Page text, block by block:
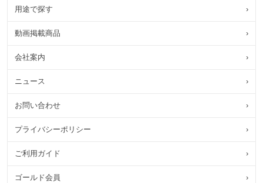
用途で探す ›
動画掲載商品 ›
会社案内 ›
ニュース ›
お問い合わせ ›
プライバシーポリシー ›
ご利用ガイド ›
ゴールド会員 ›